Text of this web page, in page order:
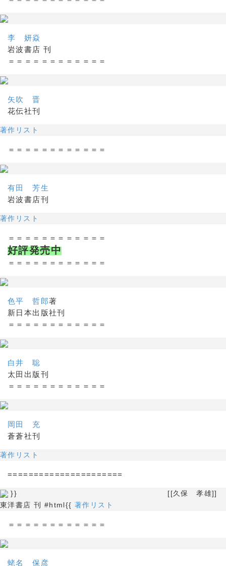
李 妍焱
岩波書店 刊
＝＝＝＝＝＝＝＝＝＝＝＝
矢吹 晋
花伝社刊
著作リスト
＝＝＝＝＝＝＝＝＝＝＝＝
有田 芳生
岩波書店刊
著作リスト
＝＝＝＝＝＝＝＝＝＝＝＝
好評発売中
＝＝＝＝＝＝＝＝＝＝＝＝
色平 哲郎著
新日本出版社刊
＝＝＝＝＝＝＝＝＝＝＝＝
白井 聡
太田出版刊
＝＝＝＝＝＝＝＝＝＝＝＝
岡田 充
蒼蒼社刊
著作リスト
======================
}} [[久保 孝雄]]
東洋書店 刊 #html{{ 著作リスト
＝＝＝＝＝＝＝＝＝＝＝＝
蛯名 保彦